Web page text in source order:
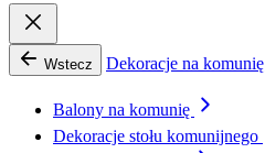
Wstecz Dekoracje na komunię
Balony na komunię
Dekoracje stołu komunijnego